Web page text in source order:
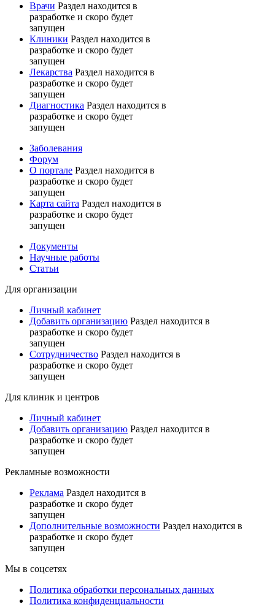
Врачи Раздел находится в
разработке и скоро будет
запущен
Клиники Раздел находится в
разработке и скоро будет
запущен
Лекарства Раздел находится в
разработке и скоро будет
запущен
Диагностика Раздел находится в
разработке и скоро будет
запущен
Заболевания
Форум
О портале Раздел находится в
разработке и скоро будет
запущен
Карта сайта Раздел находится в
разработке и скоро будет
запущен
Документы
Научные работы
Статьи
Для организации
Личный кабинет
Добавить организацию Раздел находится в
разработке и скоро будет
запущен
Сотрудничество Раздел находится в
разработке и скоро будет
запущен
Для клиник и центров
Личный кабинет
Добавить организацию Раздел находится в
разработке и скоро будет
запущен
Рекламные возможности
Реклама Раздел находится в
разработке и скоро будет
запущен
Дополнительные возможности Раздел находится в
разработке и скоро будет
запущен
Мы в соцсетях
Политика обработки персональных данных
Политика конфиденциальности